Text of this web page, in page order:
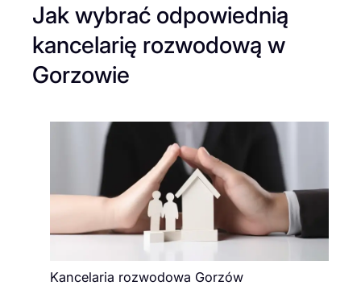
Jak wybrać odpowiednią
kancelarię rozwodową w
Gorzowie
Kancelaria rozwodowa Gorzów